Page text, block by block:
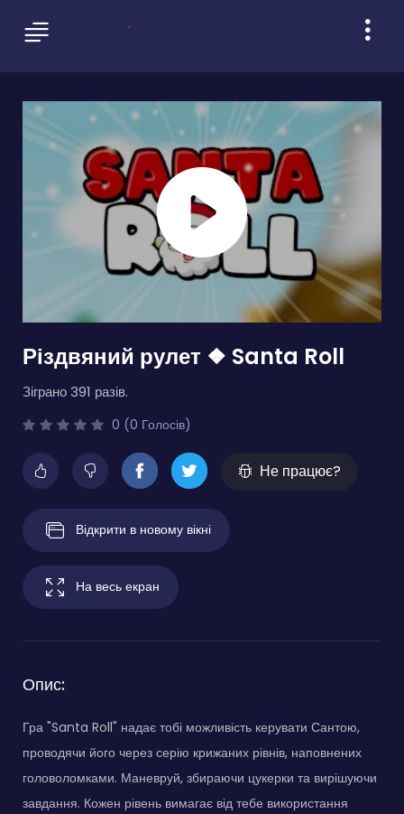
Різдвяний рулет ❖ Santa Roll
Зіграно 391 разів.
0 (0 Голосів)
Не працює?
Відкрити в новому вікні
На весь екран
Опис:
Гра "Santa Roll" надає тобі можливість керувати Сантою,
проводячи його через серію крижаних рівнів, наповнених
головоломками. Маневруй, збираючи цукерки та вирішуючи
завдання. Кожен рівень вимагає від тебе використання